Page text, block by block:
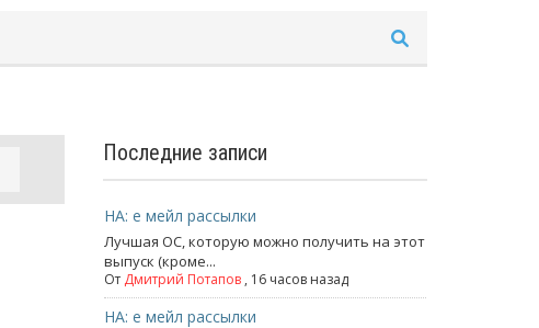
Последние записи
НА: е мейл рассылки
Лучшая ОС, которую можно получить на этот
выпуск (кроме...
От Дмитрий Потапов, 16 часов назад
НА: е мейл рассылки